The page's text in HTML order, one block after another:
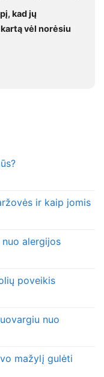
kad jų
vėl norėsiu
ir kaip jomis
alergijos
poveikis
nuo
mažylį gulėti